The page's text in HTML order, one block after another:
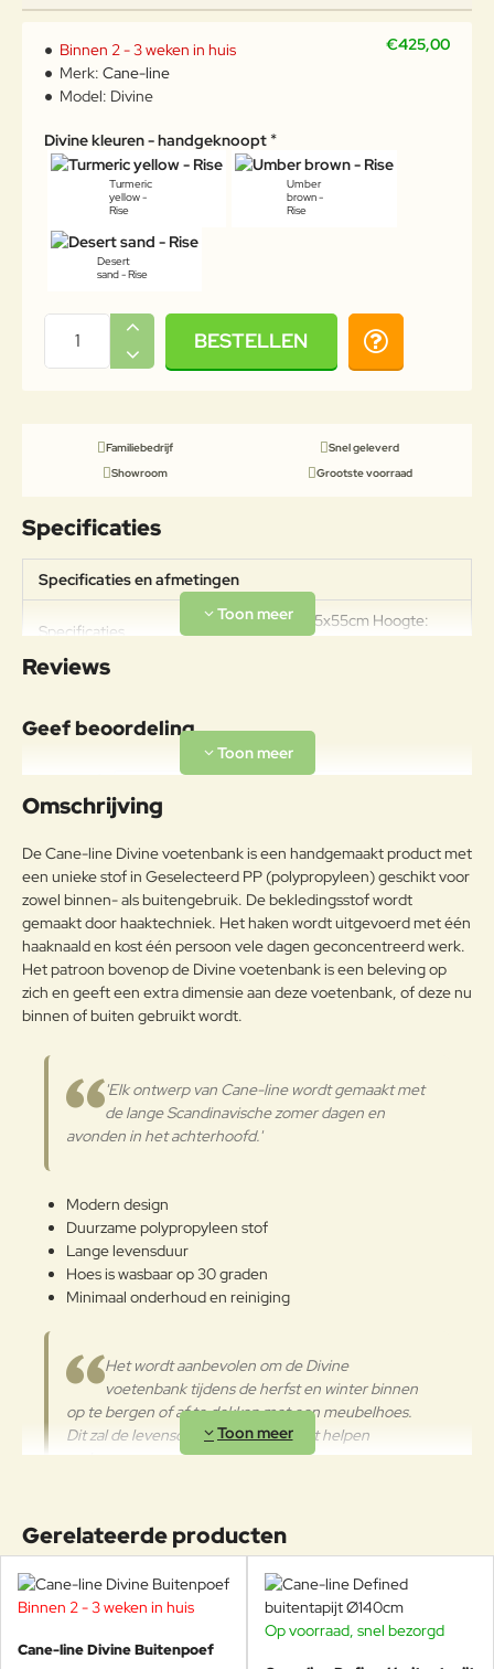
€425,00
Binnen 2 - 3 weken in huis
Merk: Cane-line
Model: Divine
Divine kleuren - handgeknoopt
Turmeric
yellow -
Rise
Umber
brown -
Rise
Desert
sand - Rise
BESTELLEN
Familiebedrijf
Snel geleverd
Showroom
Grootste voorraad
Specificaties
Specificaties en afmetingen
Specificaties
Afmetingen: 55x55cm Hoogte:
35cm
Reviews
Geef beoordeling
Uw naam:
g:
Note:HTML-code wordt niet vertaald!
Waardering:
Waarderin
g:
Slecht
Verder
Omschrijving
De Cane-line Divine voetenbank is een handgemaakt product met
een unieke stof in Geselecteerd PP (polypropyleen) geschikt voor
zowel binnen- als buitengebruik. De bekledingsstof wordt
gemaakt door haaktechniek. Het haken wordt uitgevoerd met één
haaknaald en kost één persoon vele dagen geconcentreerd werk.
Het patroon bovenop de Divine voetenbank is een beleving op
zich en geeft een extra dimensie aan deze voetenbank, of deze nu
binnen of buiten gebruikt wordt.
'Elk ontwerp van Cane-line wordt gemaakt met
de lange Scandinavische zomer dagen en
avonden in het achterhoofd.'
Modern design
Duurzame polypropyleen stof
Lange levensduur
Hoes is wasbaar op 30 graden
Minimaal onderhoud en reiniging
Het wordt aanbevolen om de Divine
voetenbank tijdens de herfst en winter binnen
op te bergen of af te dekken met een meubelhoes.
Dit zal de levensduur van het product helpen
verlengen.
Cane-line ontwerpteam
Bij Cane-line is comfort de kernwaarde voor goed design en wij
geloven in de optimale mix tussen esthetiek en functionaliteit.
Ons interne ontwerpteam werkt elke dag met dit in gedachten om
Gerelateerde producten
Binnen 2 - 3 weken in huis
Cane-line Divine Buitenpoef
SHOWMODEL
Op voorraad, snel bezorgd